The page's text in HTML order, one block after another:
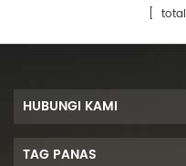
[ total
HUBUNGI KAMI
TAG PANAS